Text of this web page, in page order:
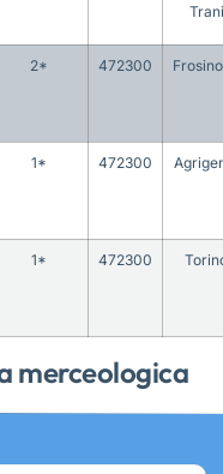
merceologica
Trani
2* 472300
1* 472300
1* 472300